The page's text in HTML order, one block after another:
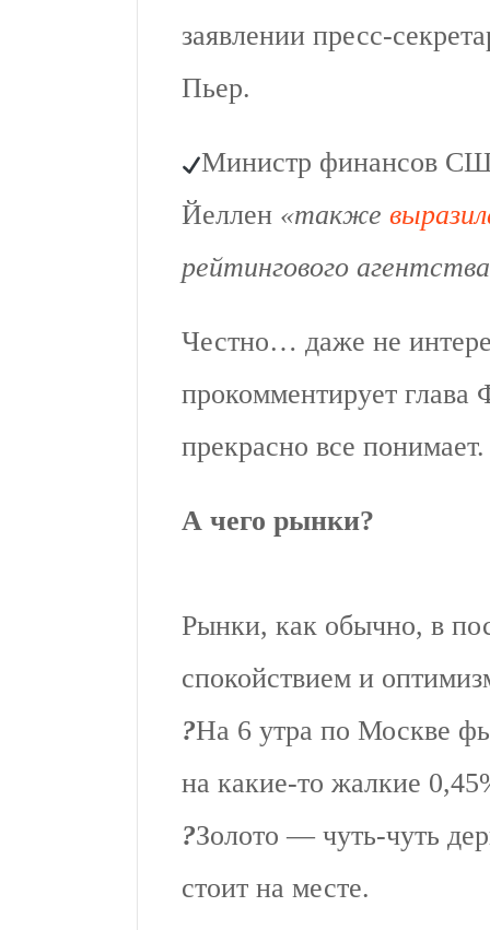
заявлении пресс-
Пьер.
Министр финансов
Йеллен «также
рейтингового
Честно… даже не
прокомментирует
прекрасно все понимает.
А чего рынки?
Рынки, как обычно, в
спокойствием и
?На 6 утра по Москве
на какие-то жалкие
?Золото — чуть-чуть
стоит на месте.